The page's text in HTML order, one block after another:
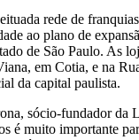
rede de
ao plano de
de São Paulo. As
em Cotia, e na
da capital paulista.
sócio-fundador da
é muito importante